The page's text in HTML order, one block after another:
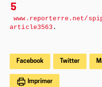
5
www.reporterre.net/
article3563 .
Facebook Twitter
Imprimer